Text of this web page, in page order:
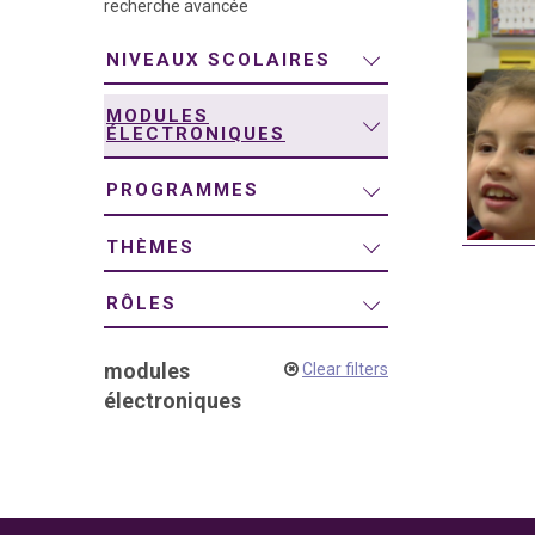
recherche avancée
NIVEAUX SCOLAIRES
MODULES
ÉLECTRONIQUES
PROGRAMMES
THÈMES
RÔLES
modules
électroniques
Clear filters